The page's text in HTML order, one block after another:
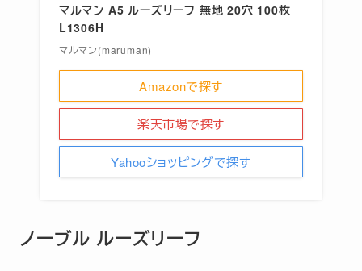
マルマン A5 ルーズリーフ 無地 20穴 100枚
L1306H
マルマン(maruman)
Amazonで探す
楽天市場で探す
Yahooショッピングで探す
ノーブル ルーズリーフ